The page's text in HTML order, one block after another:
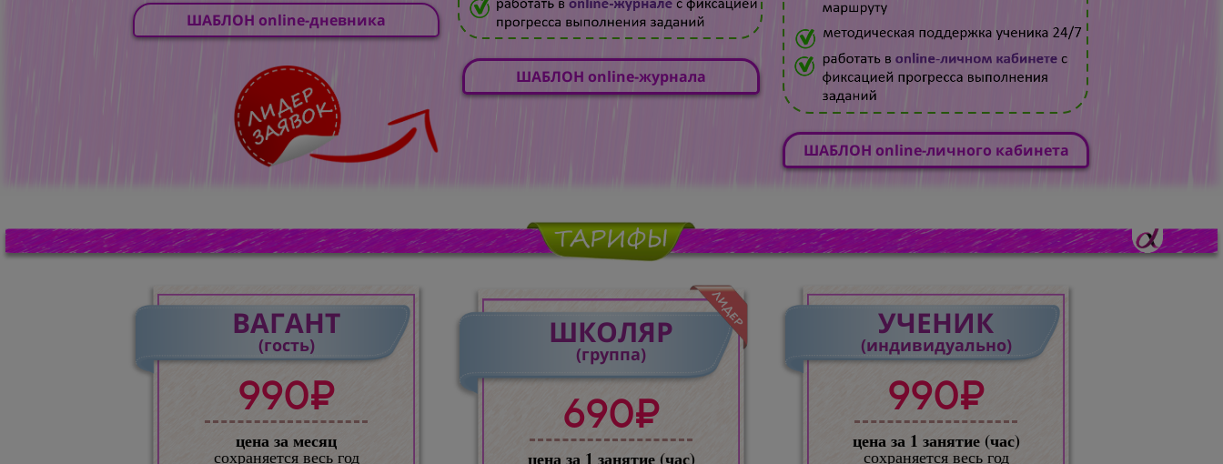
ШАБЛОН online-дневника
ШАБЛОН online-журнала
ШАБЛОН online-личного кабинета
ВАГАНТ
(гость)
990₽
цена за месяц
сохраняется весь год
ШКОЛЯР
(группа)
690₽
цена за 1 занятие (час)
УЧЕНИК
(индивидуально)
990₽
цена за 1 занятие (час)
сохраняется весь год